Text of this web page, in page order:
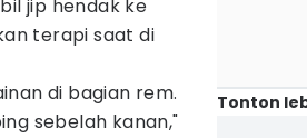
jip hendak ke
terapi saat di
di bagian rem.
sebelah kanan,"
Tonton